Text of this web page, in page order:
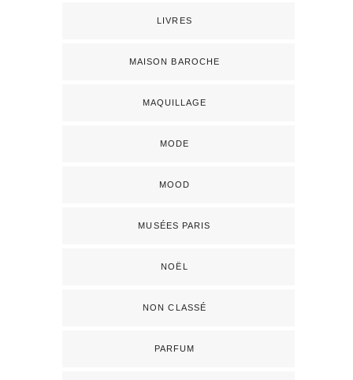
LIVRES
MAISON BAROCHE
MAQUILLAGE
MODE
MOOD
MUSÉES PARIS
NOËL
NON CLASSÉ
PARFUM